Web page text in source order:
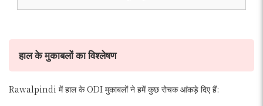
हाल के मुकाबलों का विश्लेषण
Rawalpindi में हाल के ODI मुकाबलों ने हमें कुछ रोचक आंकड़े दिए हैं: